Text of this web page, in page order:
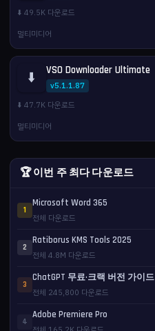
⬇️ 49.5K 다운로드
멀티미디어
⬇️ VSO Downloader Ultimate
v5.1.1.87
⬇️ 47.7K 다운로드
멀티미디어
🏆 이번 주 최다 다운로드
1
Microsoft Word 365
전체 다운로드
2
Ratiborus KMS Tools 2025
전체 4.8M 다운로드
3
ChatGPT 무료·크랙 버전 가이드
전체 245,800 다운로드
4
Adobe Premiere Pro